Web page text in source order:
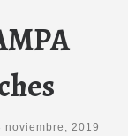
noviembre, 2019